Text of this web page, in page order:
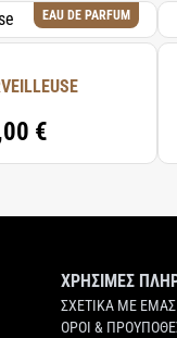
EAU DE PARFUM
€
ΧΡΗΣΙΜΕΣ
ΣΧΕΤΙΚΑ ΜΕ ΕΜΑΣ
ΟΡΟΙ &